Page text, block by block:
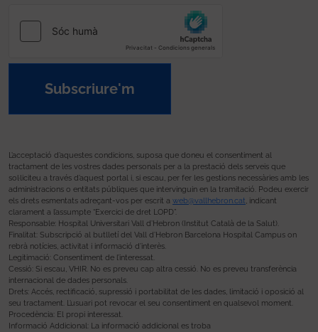
Subscriure'm
L’acceptació d’aquestes condicions, suposa que doneu el consentiment al
tractament de les vostres dades personals per a la prestació dels serveis que
sol·liciteu a través d’aquest portal i, si escau, per fer les gestions necessàries amb les
administracions o entitats públiques que intervinguin en la tramitació. Podeu exercir
els drets esmentats adreçant-vos per escrit a web@vallhebron.cat, indicant
clarament a l’assumpte “Exercici de dret LOPD”.
Responsable: Hospital Universitari Vall d’Hebron (Institut Català de la Salut).
Finalitat: Subscripció al butlletí del Vall d’Hebron Barcelona Hospital Campus on
rebrà notícies, activitat i informació d’interès.
Legitimació: Consentiment de l’interessat.
Cessió: Si escau, VHIR. No es preveu cap altra cessió. No es preveu transferència
internacional de dades personals.
Drets: Accés, rectificació, supressió i portabilitat de les dades, limitació i oposició al
seu tractament. L’usuari pot revocar el seu consentiment en qualsevol moment.
Procedència: El propi interessat.
Informació Addicional: La informació addicional es troba